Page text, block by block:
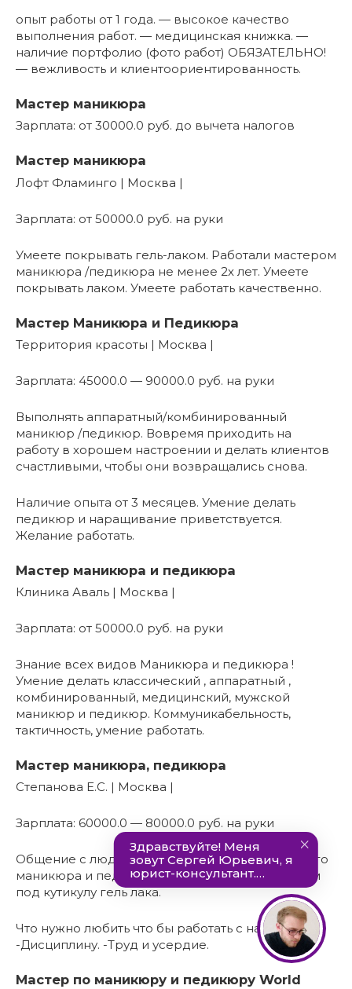
опыт работы от 1 года. — высокое качество
выполнения работ. — медицинская книжка. —
наличие портфолио (фото работ) ОБЯЗАТЕЛЬНО!
— вежливость и клиентоориентированность.
Мастер маникюра
Зарплата: от 30000.0 руб. до вычета налогов
Мастер маникюра
Лофт Фламинго | Москва |
Зарплата: от 50000.0 руб. на руки
Умеете покрывать гель-лаком. Работали мастером
маникюра /педикюра не менее 2х лет. Умеете
покрывать лаком. Умеете работать качественно.
Мастер Маникюра и Педикюра
Территория красоты | Москва |
Зарплата: 45000.0 — 90000.0 руб. на руки
Выполнять аппаратный/комбинированный
маникюр /педикюр. Вовремя приходить на
работу в хорошем настроении и делать клиентов
счастливыми, чтобы они возвращались снова.
Наличие опыта от 3 месяцев. Умение делать
педикюр и наращивание приветствуется.
Желание работать.
Мастер маникюра и педикюра
Клиника Аваль | Москва |
Зарплата: от 50000.0 руб. на руки
Знание всех видов Маникюра и педикюра !
Умение делать классический , аппаратный ,
комбинированный, медицинский, мужской
маникюр и педикюр. Коммуникабельность,
тактичность, умение работать.
Мастер маникюра, педикюра
Степанова Е.С. | Москва |
Зарплата: 60000.0 — 80000.0 руб. на руки
Общение с людьми. -Выполнение качественного
маникюра и педикюра. -Аккуратное покрытием
под кутикулу гель лака.
Что нужно любить что бы работать с нами :
-Дисциплину. -Труд и усердие.
Мастер по маникюру и педикюру World